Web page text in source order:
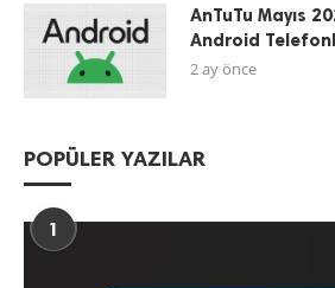
AnTuTu Mayıs
Android
2 ay önce
POPÜLER YAZILAR
1